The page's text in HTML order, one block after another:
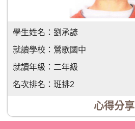
學生姓名： 劉承諺
就讀學校： 鶯歌國中
就讀年級： 二年級
名次排名： 班排2
心得分享